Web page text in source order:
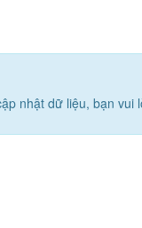
nhật dữ liệu, bạn vui